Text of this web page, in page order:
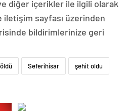
diğer içerikler ile ilgili olarak
sayfası üzerinden
bildirimlerinize geri
öldü Seferihisar şehit oldu